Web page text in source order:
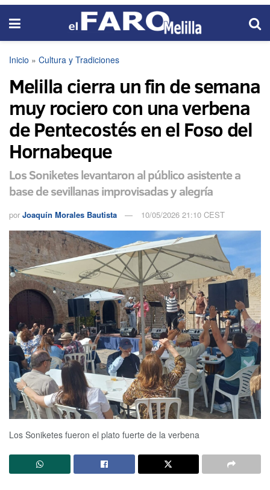
Inicio » Cultura y Tradiciones
Melilla cierra un fin de semana
muy rociero con una verbena
de Pentecostés en el Foso del
Hornabeque
Los Soniketes levantaron al público asistente a
base de sevillanas improvisadas y alegría
por Joaquín Morales Bautista 10/05/2026 21:10 CEST
Los Soniketes fueron el plato fuerte de la verbena